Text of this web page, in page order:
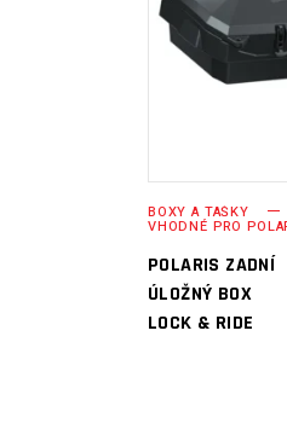
BOXY A TAŠKY
VHODNÉ PRO
POLARIS ZADNÍ
ÚLOŽNÝ BOX
LOCK & RIDE